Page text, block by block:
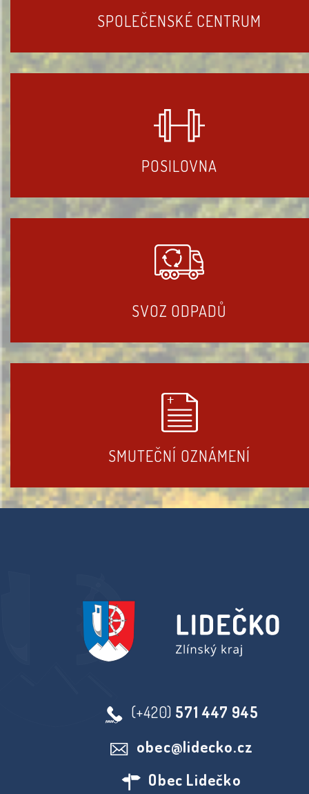
SPOLEČENSKÉ CENTRUM
POSILOVNA
SVOZ ODPADŮ
SMUTEČNÍ OZNÁMENÍ
(+420) 571 447 945
obec@lidecko.cz
Obec Lidečko